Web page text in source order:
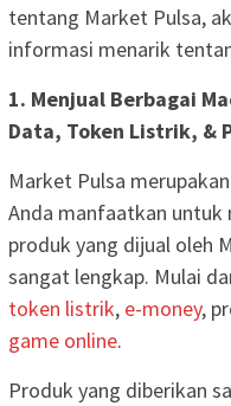
tentang Market Pulsa,
informasi menarik
1. Menjual Berbagai
Data, Token Listrik, &
Market Pulsa
Anda manfaatkan untuk
produk yang dijual oleh
sangat lengkap. Mulai
token listrik, e-money,
game online.
Produk yang diberikan